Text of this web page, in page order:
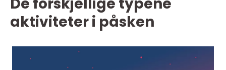
aktiviteter i påsken